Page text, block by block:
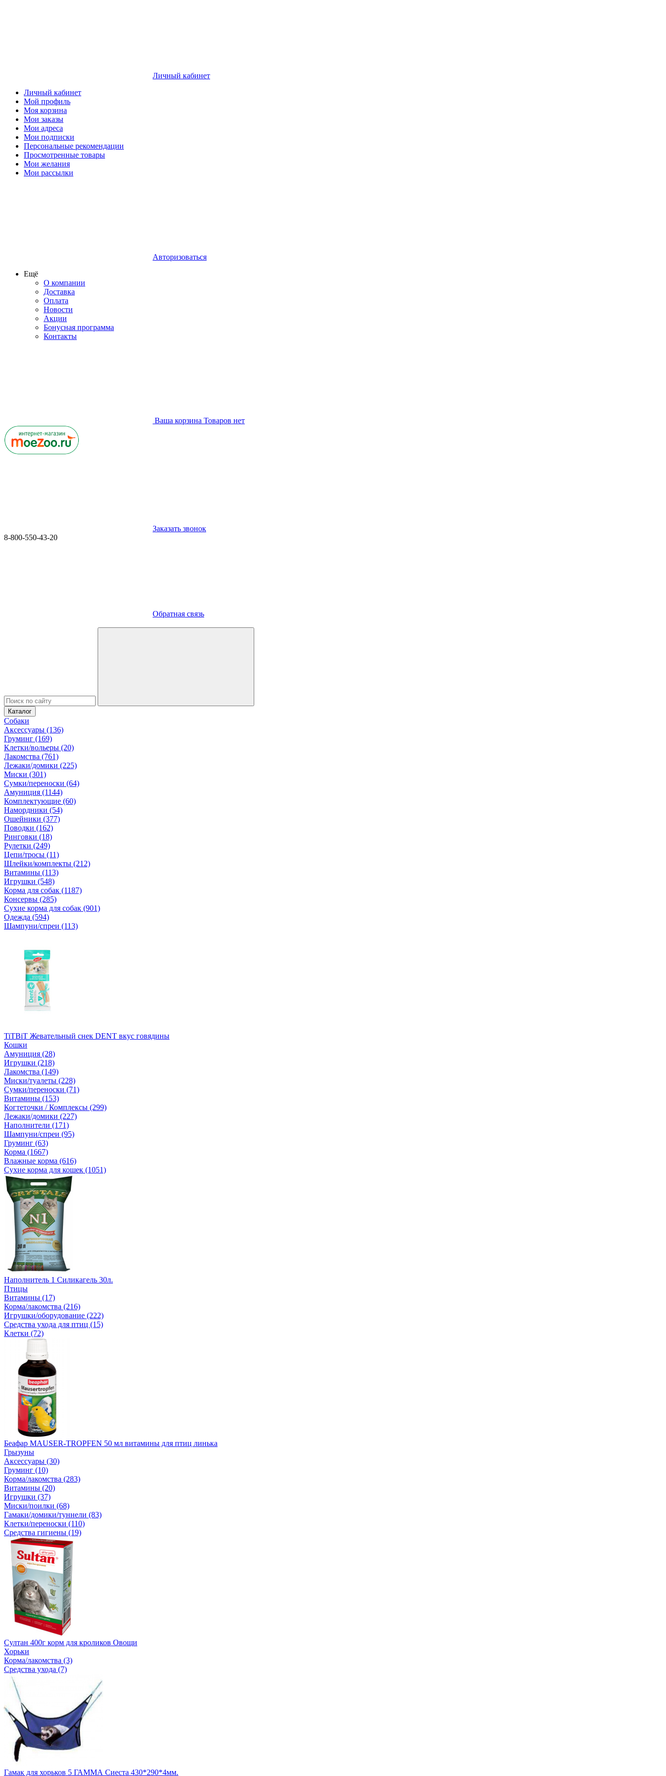
Личный кабинет
Личный кабинет
Мой профиль
Моя корзина
Мои заказы
Мои адреса
Мои подписки
Персональные рекомендации
Просмотренные товары
Мои желания
Мои рассылки
Авторизоваться
Ещё
О компании
Доставка
Оплата
Новости
Акции
Бонусная программа
Контакты
Ваша корзина Товаров нет
Заказать звонок
8-800-550-43-20
Обратная связь
Каталог
Собаки
Аксессуары (136)
Груминг (169)
Клетки/вольеры (20)
Лакомства (761)
Лежаки/домики (225)
Миски (301)
Сумки/переноски (64)
Амуниция (1144)
Комплектующие (60)
Намордники (54)
Ошейники (377)
Поводки (162)
Ринговки (18)
Рулетки (249)
Цепи/тросы (11)
Шлейки/комплекты (212)
Витамины (113)
Игрушки (548)
Корма для собак (1187)
Консервы (285)
Сухие корма для собак (901)
Одежда (594)
Шампуни/спреи (113)
TiTBiT Жевательный снек DENT вкус говядины
Кошки
Амуниция (28)
Игрушки (218)
Лакомства (149)
Миски/туалеты (228)
Сумки/переноски (71)
Витамины (153)
Когтеточки / Комплексы (299)
Лежаки/домики (227)
Наполнители (171)
Шампуни/спреи (95)
Груминг (63)
Корма (1667)
Влажные корма (616)
Сухие корма для кошек (1051)
Наполнитель 1 Силикагель 30л.
Птицы
Витамины (17)
Корма/лакомства (216)
Игрушки/оборудование (222)
Средства ухода для птиц (15)
Клетки (72)
Беафар MAUSER-TROPFEN 50 мл витамины для птиц линька
Грызуны
Аксессуары (30)
Груминг (10)
Корма/лакомства (283)
Витамины (20)
Игрушки (37)
Миски/поилки (68)
Гамаки/домики/туннели (83)
Клетки/переноски (110)
Средства гигиены (19)
Султан 400г корм для кроликов Овощи
Хорьки
Корма/лакомства (3)
Средства ухода (7)
Гамак для хорьков 5 ГАММА Сиеста 430*290*4мм.